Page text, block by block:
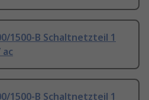
1500-B Schaltnetzteil 1
ac
1500-B Schaltnetzteil 1